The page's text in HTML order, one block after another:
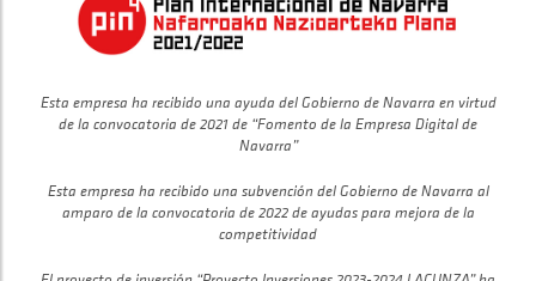
Esta empresa ha recibido una ayuda del Gobierno de Navarra en virtud
de la convocatoria de 2021 de “Fomento de la Empresa Digital de
Navarra”
Esta empresa ha recibido una subvención del Gobierno de Navarra al
amparo de la convocatoria de 2022 de ayudas para mejora de la
competitividad